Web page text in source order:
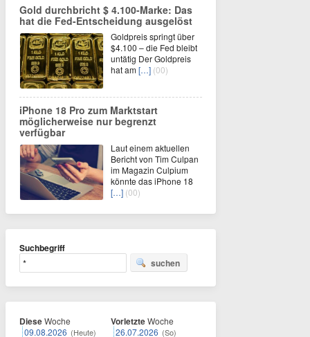
Gold durchbricht $ 4.100-Marke: Das
hat die Fed-Entscheidung ausgelöst
Goldpreis springt über
$4.100 – die Fed bleibt
untätig Der Goldpreis
hat am[…] (00)
iPhone 18 Pro zum Marktstart
möglicherweise nur begrenzt
verfügbar
Laut einem aktuellen
Bericht von Tim Culpan
im Magazin Culpium
könnte das iPhone 18
[…] (00)
Suchbegriff
suchen
DieseWoche
09.08.2026 (Heute)
VorletzteWoche
26.07.2026 (So)